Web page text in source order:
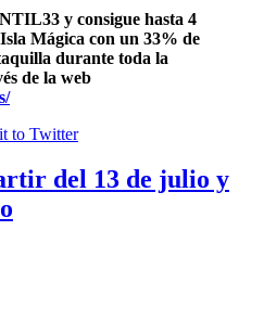
y consigue hasta 4
Mágica con un 33% de
durante toda la
de la web
del 13 de julio y